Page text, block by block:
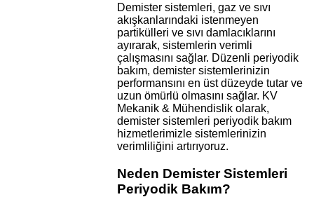
Demister sistemleri, gaz ve sıvı
akışkanlarındaki istenmeyen
partikülleri ve sıvı damlacıklarını
ayırarak, sistemlerin verimli
çalışmasını sağlar. Düzenli periyodik
bakım, demister sistemlerinizin
performansını en üst düzeyde tutar ve
uzun ömürlü olmasını sağlar. KV
Mekanik & Mühendislik olarak,
demister sistemleri periyodik bakım
hizmetlerimizle sistemlerinizin
verimliliğini artırıyoruz.
Neden Demister Sistemleri
Periyodik Bakım?